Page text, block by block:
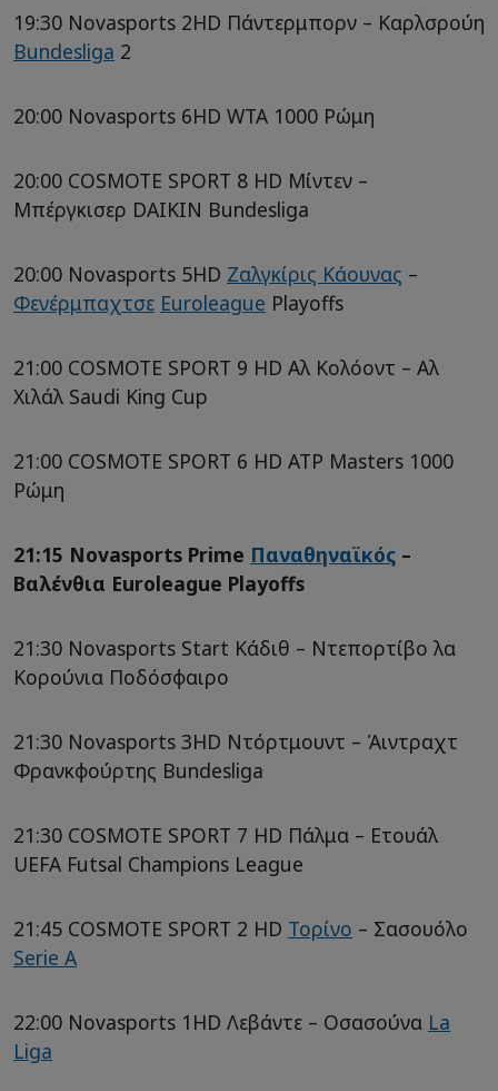
19:30 Novasports 2HD Πάντερμπορν – Καρλσρούη
Bundesliga 2
20:00 Novasports 6HD WTA 1000 Ρώμη
20:00 COSMOTE SPORT 8 HD Μίντεν –
Μπέργκισερ DAIKIN Bundesliga
20:00 Novasports 5HD Ζαλγκίρις Κάουνας –
Φενέρμπαχτσε Euroleague Playoffs
21:00 COSMOTE SPORT 9 HD Αλ Κολόοντ – Αλ
Χιλάλ Saudi King Cup
21:00 COSMOTE SPORT 6 HD ATP Masters 1000
Ρώμη
21:15 Novasports Prime Παναθηναϊκός –
Βαλένθια Euroleague Playoffs
21:30 Novasports Start Κάδιθ – Ντεπορτίβο λα
Κορούνια Ποδόσφαιρο
21:30 Novasports 3HD Ντόρτμουντ – Άιντραχτ
Φρανκφούρτης Bundesliga
21:30 COSMOTE SPORT 7 HD Πάλμα – Ετουάλ
UEFA Futsal Champions League
21:45 COSMOTE SPORT 2 HD Τορίνο – Σασουόλο
Serie A
22:00 Novasports 1HD Λεβάντε – Οσασούνα La
Liga